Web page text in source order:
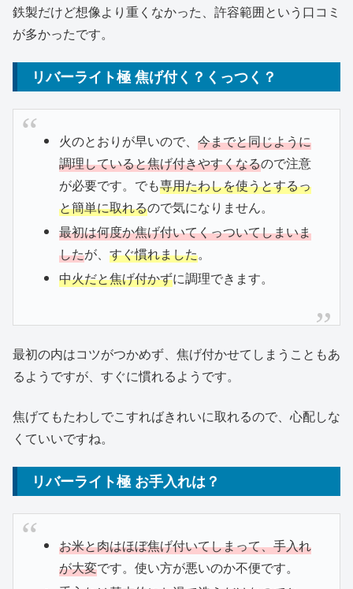
鉄製だけど想像より重くなかった、許容範囲という口コミ
が多かったです。
リバーライト極 焦げ付く？くっつく？
火のとおりが早いので、 今までと同じように
調理していると焦げ付きやすくなるので注意
が必要です。でも専用たわしを使うとするっ
と簡単に取れるので気になりません。
最初は何度か焦げ付いてくっついてしまいま
したが、 すぐ慣れました。
中火だと焦げ付かずに調理できます。
最初の内はコツがつかめず、焦げ付かせてしまうこともあ
るようですが、すぐに慣れるようです。
焦げてもたわしでこすればきれいに取れるので、心配しな
くていいですね。
リバーライト極 お手入れは？
お米と肉はほぼ焦げ付いてしまって、手入れ
が大変です。使い方が悪いのか不便です。